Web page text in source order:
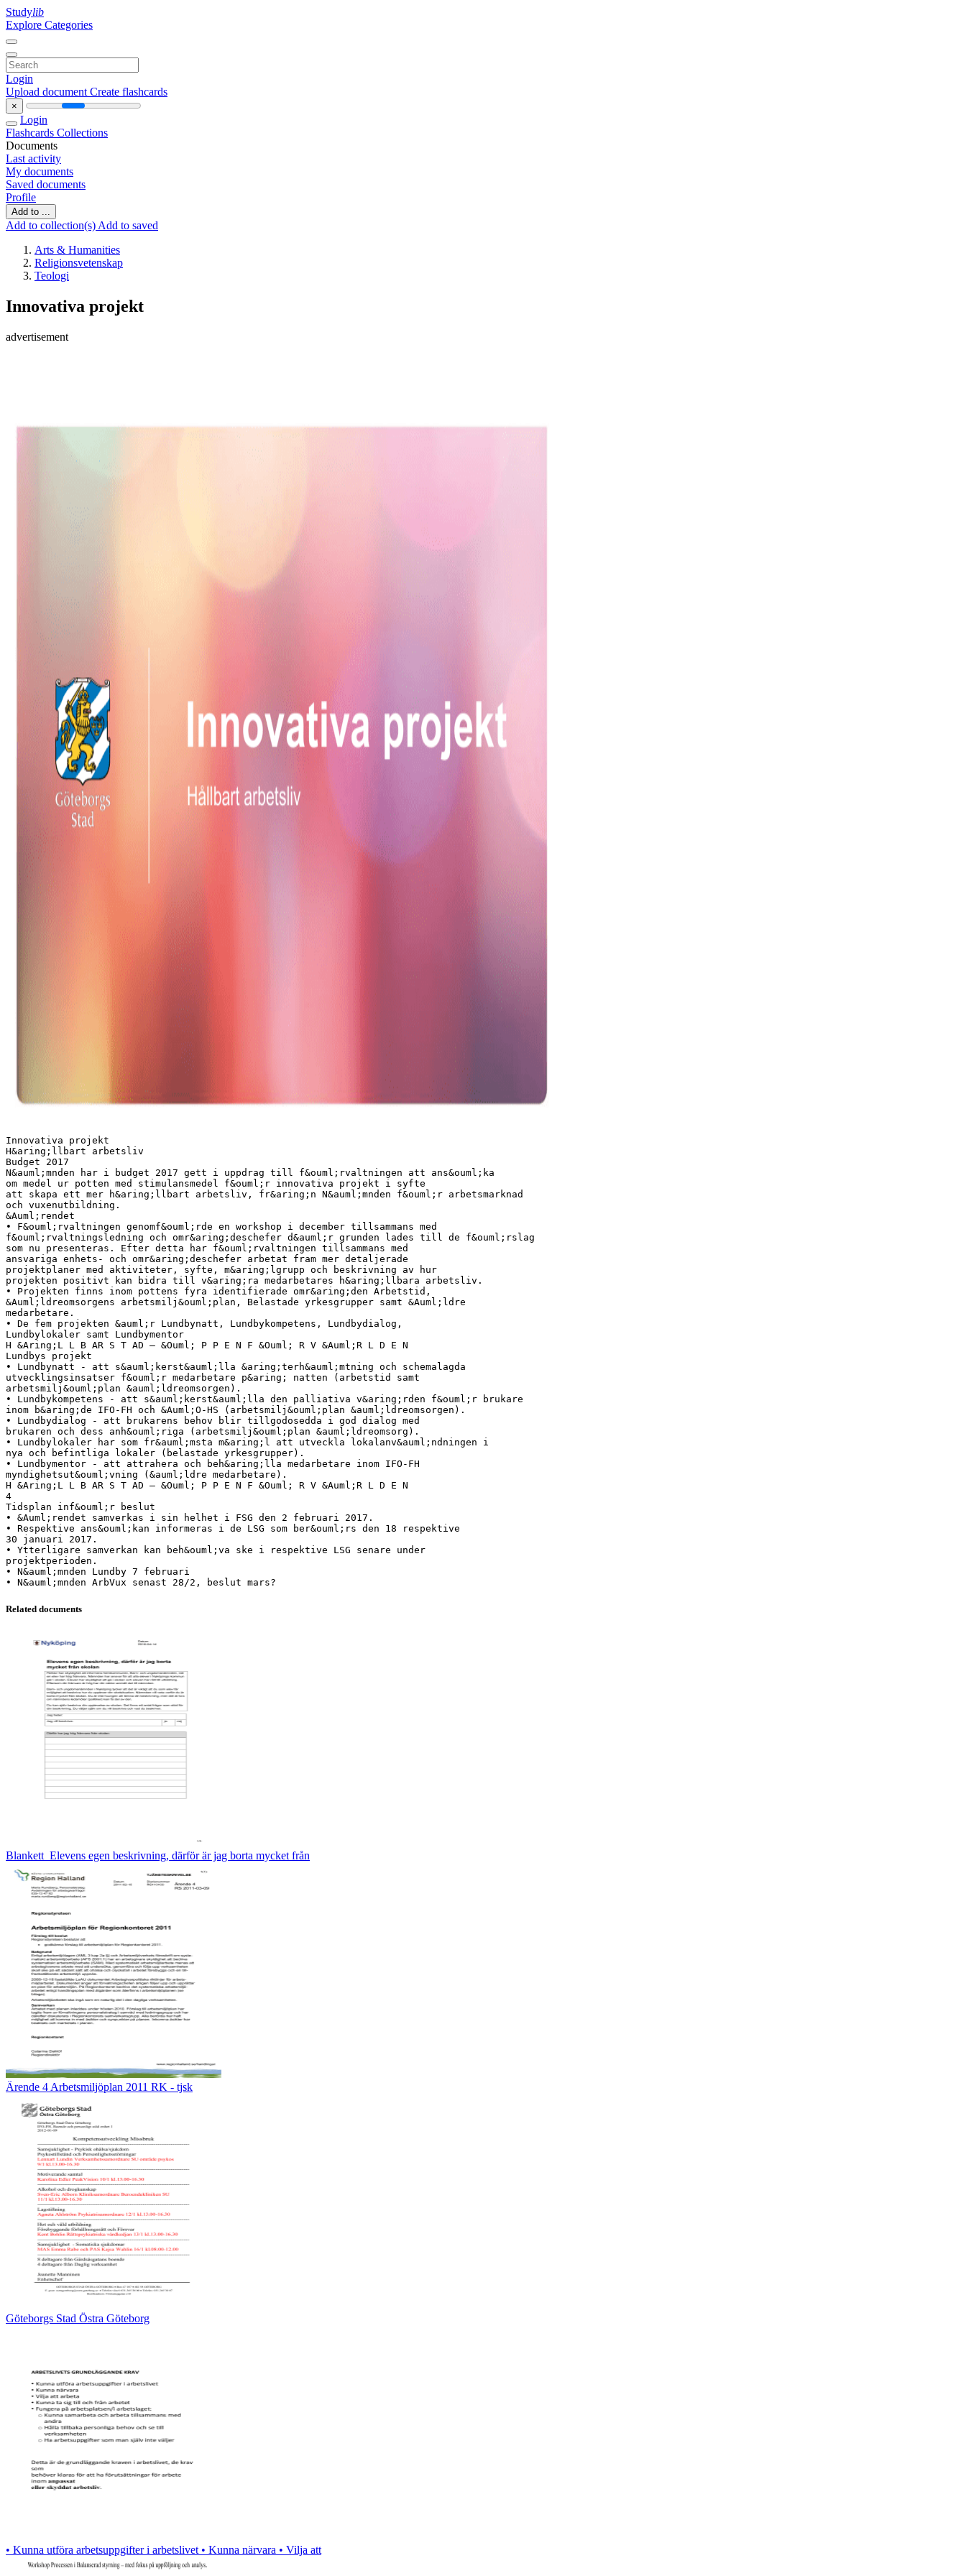
Studylib
Explore Categories
Login
Upload document Create flashcards
×
Login
Flashcards Collections
Documents
Last activity
My documents
Saved documents
Profile
Add to ...
Add to collection(s) Add to saved
Arts & Humanities
Religionsvetenskap
Teologi
Innovativa projekt
advertisement
Innovativa projekt
H&aring;llbart arbetsliv
Budget 2017
N&auml;mnden har i budget 2017 gett i uppdrag till f&ouml;rvaltningen att ans&ouml;ka
om medel ur potten med stimulansmedel f&ouml;r innovativa projekt i syfte
att skapa ett mer h&aring;llbart arbetsliv, fr&aring;n N&auml;mnden f&ouml;r arbetsmarknad
och vuxenutbildning.
&Auml;rendet
• F&ouml;rvaltningen genomf&ouml;rde en workshop i december tillsammans med
f&ouml;rvaltningsledning och omr&aring;deschefer d&auml;r grunden lades till de f&ouml;rslag
som nu presenteras. Efter detta har f&ouml;rvaltningen tillsammans med
ansvariga enhets- och omr&aring;deschefer arbetat fram mer detaljerade
projektplaner med aktiviteter, syfte, m&aring;lgrupp och beskrivning av hur
projekten positivt kan bidra till v&aring;ra medarbetares h&aring;llbara arbetsliv.
• Projekten finns inom pottens fyra identifierade omr&aring;den Arbetstid,
&Auml;ldreomsorgens arbetsmilj&ouml;plan, Belastade yrkesgrupper samt &Auml;ldre
medarbetare.
• De fem projekten &auml;r Lundbynatt, Lundbykompetens, Lundbydialog,
Lundbylokaler samt Lundbymentor
H &Aring;L L B AR S T AD – &Ouml; P P E N F &Ouml; R V &Auml;R L D E N
Lundbys projekt
• Lundbynatt - att s&auml;kerst&auml;lla &aring;terh&auml;mtning och schemalagda
utvecklingsinsatser f&ouml;r medarbetare p&aring; natten (arbetstid samt
arbetsmilj&ouml;plan &auml;ldreomsorgen).
• Lundbykompetens - att s&auml;kerst&auml;lla den palliativa v&aring;rden f&ouml;r brukare
inom b&aring;de IFO-FH och &Auml;O-HS (arbetsmilj&ouml;plan &auml;ldreomsorgen).
• Lundbydialog - att brukarens behov blir tillgodosedda i god dialog med
brukaren och dess anh&ouml;riga (arbetsmilj&ouml;plan &auml;ldreomsorg).
• Lundbylokaler har som fr&auml;msta m&aring;l att utveckla lokalanv&auml;ndningen i
nya och befintliga lokaler (belastade yrkesgrupper).
• Lundbymentor - att attrahera och beh&aring;lla medarbetare inom IFO-FH
myndighetsut&ouml;vning (&auml;ldre medarbetare).
H &Aring;L L B AR S T AD – &Ouml; P P E N F &Ouml; R V &Auml;R L D E N
4
Tidsplan inf&ouml;r beslut
• &Auml;rendet samverkas i sin helhet i FSG den 2 februari 2017.
• Respektive ans&ouml;kan informeras i de LSG som ber&ouml;rs den 18 respektive
30 januari 2017.
• Ytterligare samverkan kan beh&ouml;va ske i respektive LSG senare under
projektperioden.
• N&auml;mnden Lundby 7 februari
Related documents
Blankett_Elevens egen beskrivning, därför är jag borta mycket från
Ärende 4 Arbetsmiljöplan 2011 RK - tjsk
Göteborgs Stad Östra Göteborg
• Kunna utföra arbetsuppgifter i arbetslivet • Kunna närvara • Vilja att